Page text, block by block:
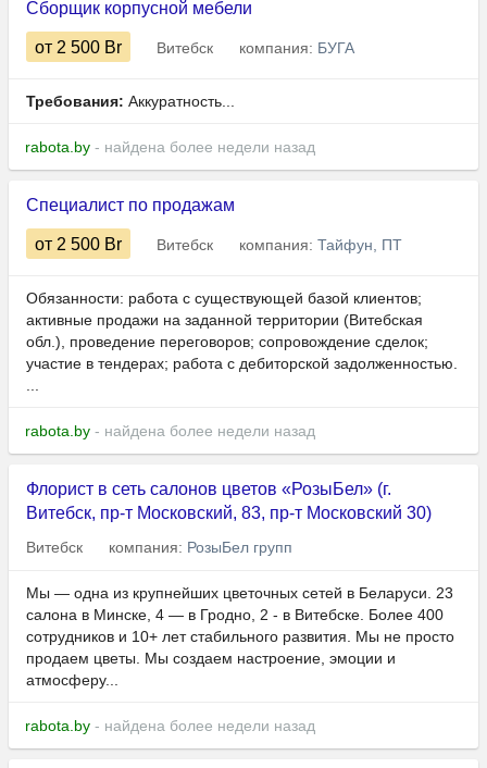
Сборщик корпусной мебели
от 2 500 Br Витебск компания: БУГА
Требования: Аккуратность...
rabota.by - найдена более недели назад
Специалист по продажам
от 2 500 Br Витебск компания: Тайфун, ПТ
Обязанности: работа с существующей базой клиентов;
активные продажи на заданной территории (Витебская
обл.), проведение переговоров; сопровождение сделок;
участие в тендерах; работа с дебиторской задолженностью.
...
rabota.by - найдена более недели назад
Флорист в сеть салонов цветов «РозыБел» (г.
Витебск, пр-т Московский, 83, пр-т Московский 30)
Витебск компания: РозыБел групп
Мы — одна из крупнейших цветочных сетей в Беларуси. 23
салона в Минске, 4 — в Гродно, 2 - в Витебске. Более 400
сотрудников и 10+ лет стабильного развития. Мы не просто
продаем цветы. Мы создаем настроение, эмоции и
атмосферу...
rabota.by - найдена более недели назад